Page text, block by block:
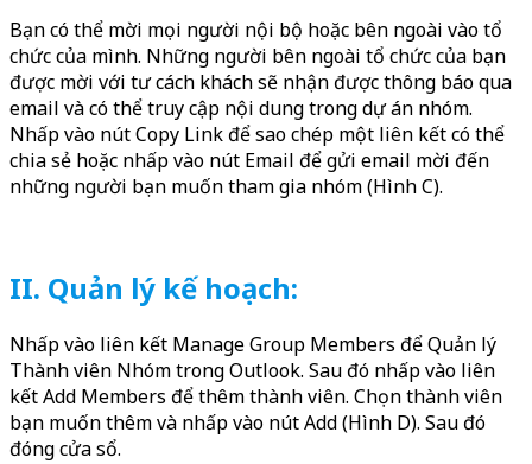
Bạn có thể mời mọi người nội bộ hoặc bên ngoài vào tổ
chức của mình. Những người bên ngoài tổ chức của bạn
được mời với tư cách khách sẽ nhận được thông báo qua
email và có thể truy cập nội dung trong dự án nhóm.
Nhấp vào nút Copy Link để sao chép một liên kết có thể
chia sẻ hoặc nhấp vào nút Email để gửi email mời đến
những người bạn muốn tham gia nhóm (Hình C).
II. Quản lý kế hoạch:
Nhấp vào liên kết Manage Group Members để Quản lý
Thành viên Nhóm trong Outlook. Sau đó nhấp vào liên
kết Add Members để thêm thành viên. Chọn thành viên
bạn muốn thêm và nhấp vào nút Add (Hình D). Sau đó
đóng cửa sổ.